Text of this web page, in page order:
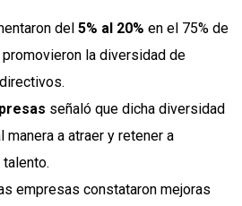
del 5% al 20% en el 75% de
la diversidad de
señaló que dicha diversidad
manera a atraer y retener a
empresas constataron mejoras